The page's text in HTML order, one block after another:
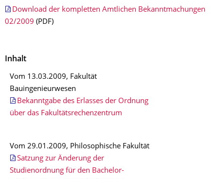
Download der kompletten Amtlichen Bekanntmachungen
02/2009 (PDF)
Inhalt
Vom 13.03.2009, Fakultät
Bauingenieurwesen
Bekanntgabe des Erlasses der Ordnung
über das Fakultätsrechenzentrum
Vom 29.01.2009, Philosophische Fakultät
Satzung zur Änderung der
Studienordnung für den Bachelor-